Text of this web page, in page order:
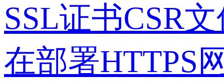
SSL证书CSR
在部署HTTPS